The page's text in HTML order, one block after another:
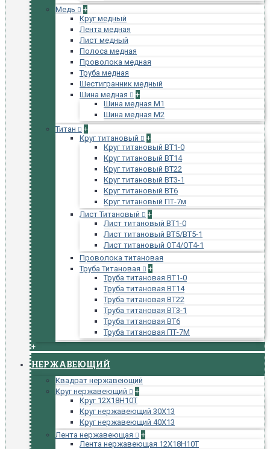
Медь
+
Круг медный
Лента медная
Лист медный
Полоса медная
Проволока медная
Труба медная
Шестигранник медный
Шина медная
+
Шина медная М1
Шина медная М2
Титан
+
Круг титановый
+
Круг титановый ВТ1-0
Круг титановый ВТ14
Круг титановый ВТ22
Круг титановый ВТ3-1
Круг титановый ВТ6
Круг титановый ПТ-7м
Лист Титановый
+
Лист титановый ВТ1-0
Лист титановый ВТ5/ВТ5-1
Лист титановый ОТ4/ОТ4-1
Проволока титановая
Труба Титановая
+
Труба титановая ВТ1-0
Труба титановая ВТ14
Труба титановая ВТ22
Труба титановая ВТ3-1
Труба титановая ВТ6
Труба титановая ПТ-7М
+
НЕРЖАВЕЮЩИЙ
Квадрат нержавеющий
Круг нержавеющий
+
Круг 12Х18Н10Т
Круг нержавеющий 30Х13
Круг нержавеющий 40Х13
Лента нержавеющая
+
Лента нержавеющая 12Х18Н10Т